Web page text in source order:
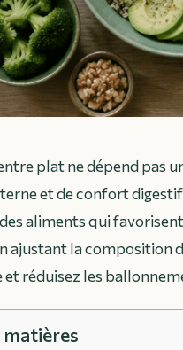
plat ne dépend pas
et de confort
aliments qui
ajustant la composition
réduisez les
matières